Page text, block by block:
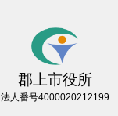
郡上市役所
法人番号4000020212199